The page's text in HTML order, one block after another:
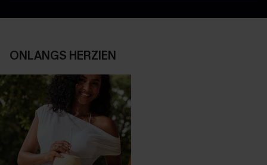
ONLANGS HERZIEN